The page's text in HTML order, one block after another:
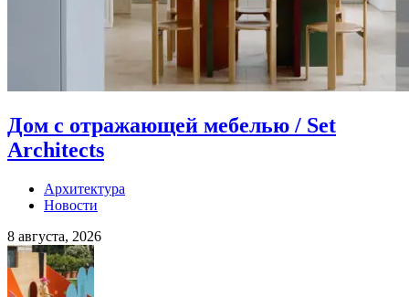
Дом с отражающей мебелью / Set
Architects
Архитектура
Новости
8 августа, 2026